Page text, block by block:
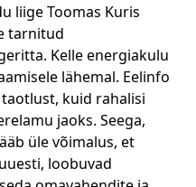
liige Toomas Kuris
tarnitud
Kelle energiakulu
lähemal. Eelinfo
kuid rahalisi
jaoks. Seega,
üle võimalus, et
loobuvad